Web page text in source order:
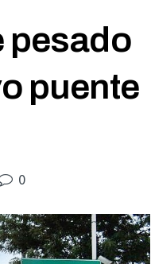
pesado
puente
0